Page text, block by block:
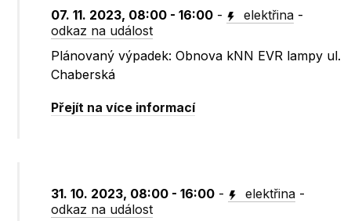
07. 11. 2023, 08:00 - 16:00 - elektřina -
odkaz na událost
Plánovaný výpadek: Obnova kNN EVR lampy ul.
Chaberská
Přejít na více informací
31. 10. 2023, 08:00 - 16:00 - elektřina -
odkaz na událost